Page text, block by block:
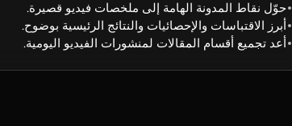
حوّل نقاط المدونة الهامة إلى ملخصات فيديو قصيرة.
أبرز الاقتباسات والإحصائيات والنتائج الرئيسية بوضوح.
أعد تجميع أقسام المقالات لمنشورات الفيديو اليومية.